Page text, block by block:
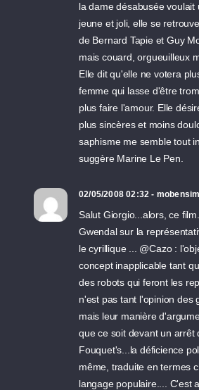
la dame désabusée voulait
jeune et joli, elle se
de Bernard Tapie et Guy
mais couard, orgueuilleux
Elle dit qu'elle ne votera
femme qui lasse d'être
plus faire l'amour. Elle
plus sincères et moins
saphisme me semble tout
suggère Marine Le Pen.
02/05/2008 02:32 - mobensim
Salut Giorgio...alors, ce
Gwendal sur la
le cyrillique ... @Cazo :
concept inapplicable tant
des robots qui feront les
n'est pas tant l'opinion des
mais leur manière
que ce soit devant un arrêt
Fouquet's...la déficience
même, traduite en termes
langage populaire.... C'est